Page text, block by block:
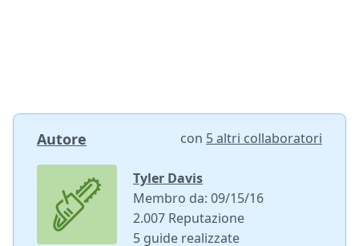
Autore con 5 altri collaboratori
Tyler Davis
Membro da: 09/15/16
2.007 Reputazione
5 guide realizzate